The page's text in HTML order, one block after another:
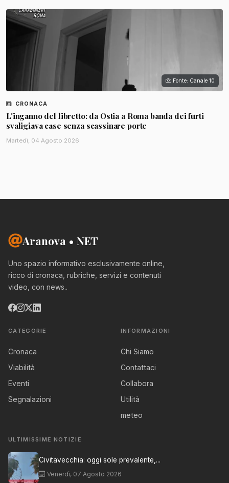
Fonte: Canale 10
CRONACA
L'inganno del libretto: da Ostia a Roma banda dei furti
svaligiava case senza scassinare porte
Martedì, 04 Agosto 2026
Aranova • NET
Uno spazio informativo esclusivamente online,
ricco di cronaca, rubriche, servizi e contenuti
video, con news..
CATEGORIE
Cronaca
Viabilità
Eventi
Segnalazioni
INFORMAZIONI
Chi Siamo
Contattaci
Collabora
Utilità
meteo
ULTIMISSIME NOTIZIE
Civitavecchia: oggi sole prevalente,...
Venerdì, 07 Agosto 2026